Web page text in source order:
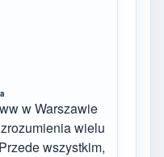
w Warszawie
wielu
wszystkim,